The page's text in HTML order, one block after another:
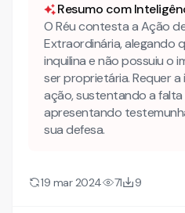
Resumo com
O Réu contesta a Ação
Extraordinária, alegando
inquilina e não possuiu o
ser proprietária. Requer
ação, sustentando a falta
apresentando
sua defesa.
19 mar 2024 71 9